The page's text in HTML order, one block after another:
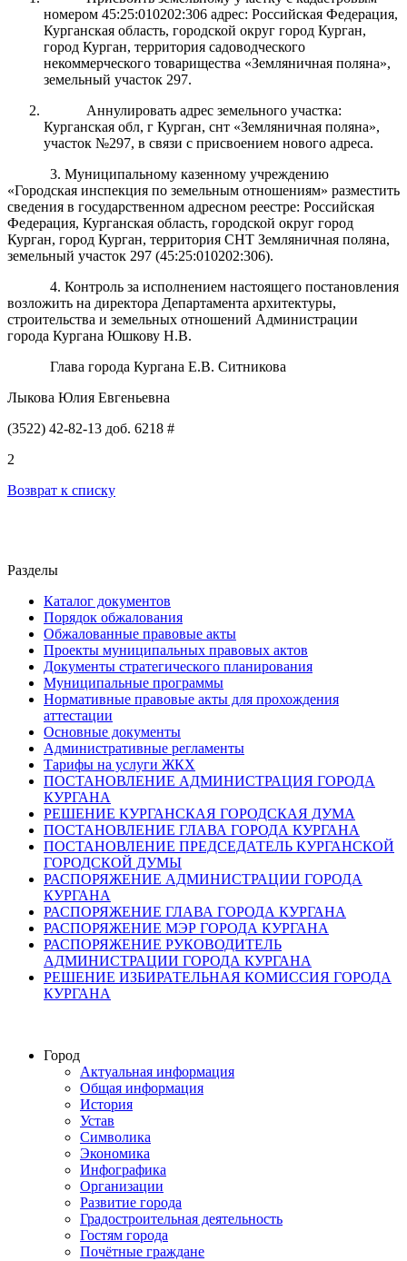
номером 45:25:010202:306 адрес: Российская Федерация,
Курганская область, городской округ город Курган,
город Курган, территория садоводческого
некоммерческого товарищества «Земляничная поляна»,
земельный участок 297.
Аннулировать адрес земельного участка:
Курганская обл, г Курган, снт «Земляничная поляна»,
участок №297, в связи с присвоением нового адреса.
3. Муниципальному казенному учреждению
«Городская инспекция по земельным отношениям» разместить
сведения в государственном адресном реестре: Российская
Федерация, Курганская область, городской округ город
Курган, город Курган, территория СНТ Земляничная поляна,
земельный участок 297 (45:25:010202:306).
4. Контроль за исполнением настоящего постановления
возложить на директора Департамента архитектуры,
строительства и земельных отношений Администрации
города Кургана Юшкову Н.В.
Глава города Кургана Е.В. Ситникова
Лыкова Юлия Евгеньевна
(3522) 42-82-13 доб. 6218 #
2
Возврат к списку
Разделы
Каталог документов
Порядок обжалования
Обжалованные правовые акты
Проекты муниципальных правовых актов
Документы стратегического планирования
Муниципальные программы
Нормативные правовые акты для прохождения
аттестации
Основные документы
Административные регламенты
Тарифы на услуги ЖКХ
ПОСТАНОВЛЕНИЕ АДМИНИСТРАЦИЯ ГОРОДА
КУРГАНА
РЕШЕНИЕ КУРГАНСКАЯ ГОРОДСКАЯ ДУМА
ПОСТАНОВЛЕНИЕ ГЛАВА ГОРОДА КУРГАНА
ПОСТАНОВЛЕНИЕ ПРЕДСЕДАТЕЛЬ КУРГАНСКОЙ
ГОРОДСКОЙ ДУМЫ
РАСПОРЯЖЕНИЕ АДМИНИСТРАЦИИ ГОРОДА
КУРГАНА
РАСПОРЯЖЕНИЕ ГЛАВА ГОРОДА КУРГАНА
РАСПОРЯЖЕНИЕ МЭР ГОРОДА КУРГАНА
РАСПОРЯЖЕНИЕ РУКОВОДИТЕЛЬ
АДМИНИСТРАЦИИ ГОРОДА КУРГАНА
РЕШЕНИЕ ИЗБИРАТЕЛЬНАЯ КОМИССИЯ ГОРОДА
КУРГАНА
Город
Актуальная информация
Общая информация
История
Устав
Символика
Экономика
Инфографика
Организации
Развитие города
Градостроительная деятельность
Гостям города
Почётные граждане